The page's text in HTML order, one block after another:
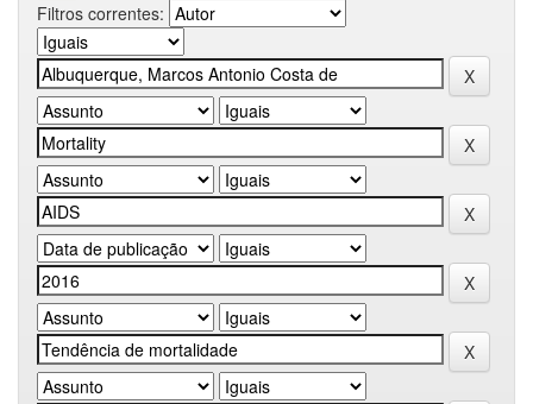
Filtros correntes: